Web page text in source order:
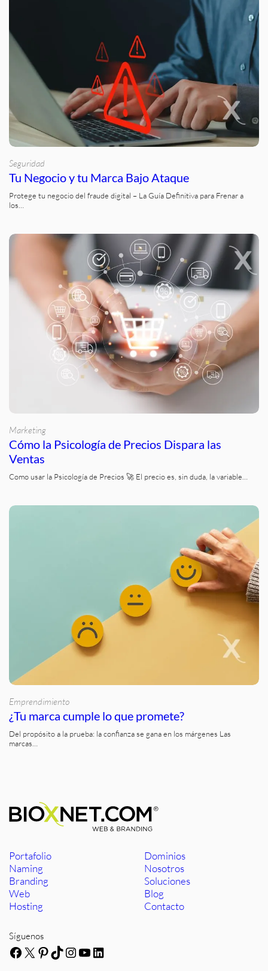
Seguridad
Tu Negocio y tu Marca Bajo Ataque
Protege tu negocio del fraude digital – La Guía Definitiva para Frenar a
los…
Marketing
Cómo la Psicología de Precios Dispara las
Ventas
Como usar la Psicología de Precios 🚀 El precio es, sin duda, la variable…
Emprendimiento
¿Tu marca cumple lo que promete?
Del propósito a la prueba: la confianza se gana en los márgenes Las
marcas…
Portafolio
Naming
Branding
Web
Hosting
Dominios
Nosotros
Soluciones
Blog
Contacto
Síguenos
Facebook
X Pinterest
TikTok
Instagram
YouTube
LinkedIn